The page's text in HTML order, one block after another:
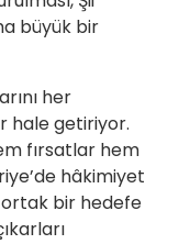
büyük bir
her
hale getiriyor.
fırsatlar hem
hâkimiyet
bir hedefe